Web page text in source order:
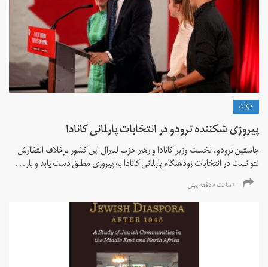
جهان
پیروزی شکننده ترودو در انتخابات پارلمانی کانادا
جاستین ترودو، نخست وزیر کانادا و رهبر حزب لیبرال این کشور برخلاف انتظارش
نتوانست در انتخابات زود‌هنگام پارلمانی کانادا به پیروزی مطلق دست یابد و بار...
۴ ساعت ۸ دقیقه پیش